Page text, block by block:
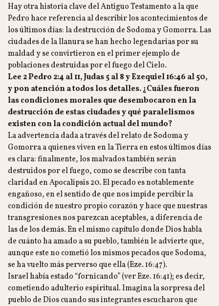
Hay otra historia clave del Antiguo Testamento a la que
Pedro hace referencia al describir los acontecimientos de
los últimos días: la destrucción de Sodoma y Gomorra. Las
ciudades de la llanura se han hecho legendarias por su
maldad y se convirtieron en el primer ejemplo de
poblaciones destruidas por el fuego del Cielo.
Lee 2 Pedro 2:4 al 11, Judas 5 al 8 y Ezequiel 16:46 al 50,
y pon atención a todos los detalles. ¿Cuáles fueron
las condiciones morales que desembocaron en la
destrucción de estas ciudades y qué paralelismos
existen con la condición actual del mundo?
La advertencia dada a través del relato de Sodoma y
Gomorra a quienes viven en la Tierra en estos últimos días
es clara: finalmente, los malvados también serán
destruidos por el fuego, como se describe con tanta
claridad en Apocalipsis 20. El pecado es notablemente
engañoso, en el sentido de que nos impide percibir la
condición de nuestro propio corazón y hace que nuestras
transgresiones nos parezcan aceptables, a diferencia de
las de los demás. En el mismo capítulo donde Dios habla
de cuánto ha amado a su pueblo, también le advierte que,
aunque este no cometió los mismos pecados que Sodoma,
se ha vuelto más perverso que ella (Eze. 16:47).
Israel había estado “fornicando” (ver Eze. 16:41); es decir,
cometiendo adulterio espiritual. Imagina la sorpresa del
pueblo de Dios cuando sus integrantes escucharon que